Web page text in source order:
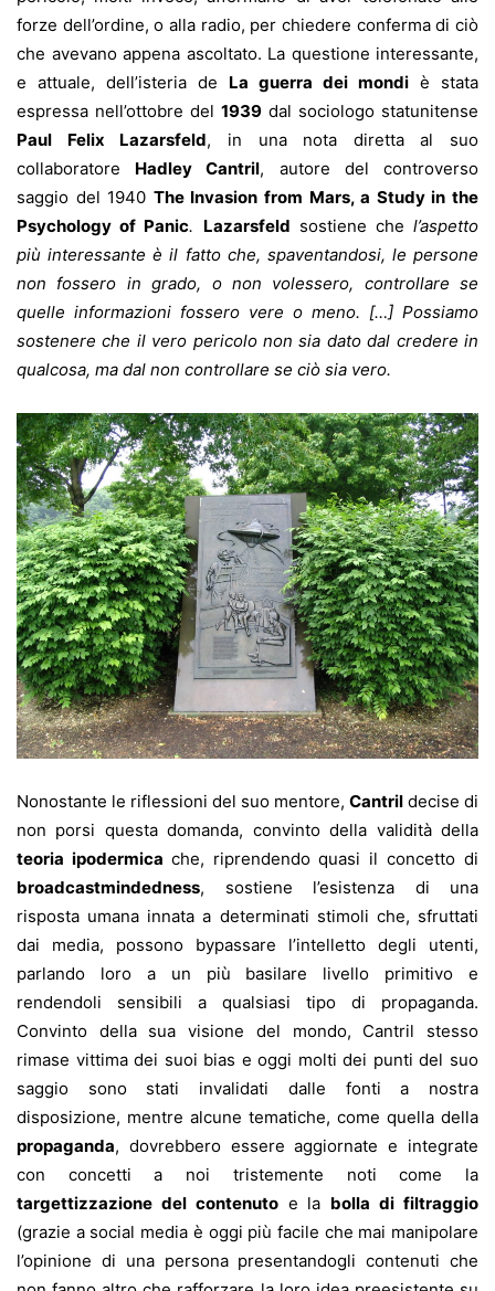
forze dell’ordine, o alla radio, per chiedere conferma di ciò
che avevano appena ascoltato. La questione interessante,
e attuale, dell’isteria de La guerra dei mondi è stata
espressa nell’ottobre del 1939 dal sociologo statunitense
Paul Felix Lazarsfeld, in una nota diretta al suo
collaboratore Hadley Cantril, autore del controverso
saggio del 1940 The Invasion from Mars, a Study in the
Psychology of Panic. Lazarsfeld sostiene chel’aspetto
più interessante è il fatto che, spaventandosi, le persone
non fossero in grado, o non volessero, controllare se
quelle informazioni fossero vere o meno. […] Possiamo
sostenere che il vero pericolo non sia dato dal credere in
qualcosa, ma dal non controllare se ciò sia vero.
Nonostante le riflessioni del suo mentore, Cantril decise di
non porsi questa domanda, convinto della validità della
teoria ipodermica che, riprendendo quasi il concetto di
broadcastmindedness, sostiene l’esistenza di una
risposta umana innata a determinati stimoli che, sfruttati
dai media, possono bypassare l’intelletto degli utenti,
parlando loro a un più basilare livello primitivo e
rendendoli sensibili a qualsiasi tipo di propaganda.
Convinto della sua visione del mondo, Cantril stesso
rimase vittima dei suoi bias e oggi molti dei punti del suo
saggio sono stati invalidati dalle fonti a nostra
disposizione, mentre alcune tematiche, come quella della
propaganda, dovrebbero essere aggiornate e integrate
con concetti a noi tristemente noti come la
targettizzazione del contenutoe la bolla di filtraggio
(grazie a social media è oggi più facile che mai manipolare
l’opinione di una persona presentandogli contenuti che